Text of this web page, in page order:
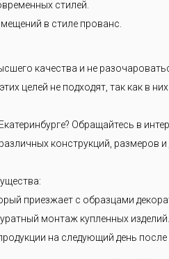
стилей.
в стиле прованс.
качества и не
целей не подходят, так как в
Обращайтесь в
конструкций, размеров
приезжает с образцами
монтаж купленных изделий.
на следующий день